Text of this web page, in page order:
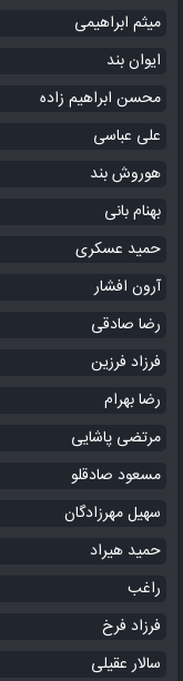
میثم ابراهیمی
ایوان بند
محسن ابراهیم زاده
علی عباسی
هوروش بند
بهنام بانی
حمید عسکری
آرون افشار
رضا صادقی
فرزاد فرزین
رضا بهرام
مرتضی پاشایی
مسعود صادقلو
سهیل مهرزادگان
حمید هیراد
راغب
فرزاد فرخ
سالار عقیلی